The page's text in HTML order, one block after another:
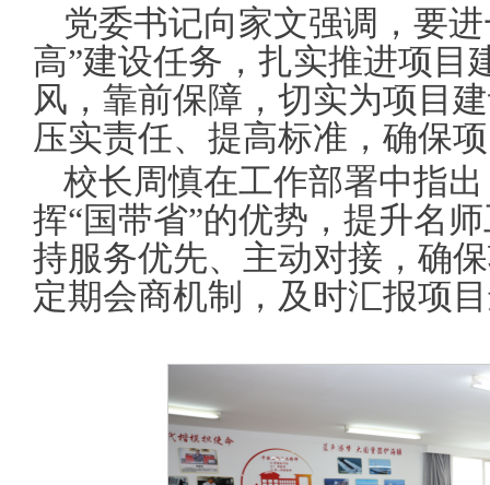
党委书记向家文强调，要
高”建设任务，扎实推进项目
风，靠前保障，切实为项目
压实责任、提高标准，确保
校长周慎在工作部署中指
挥“国带省”的优势，提升名
持服务优先、主动对接，确
定期会商机制，及时汇报项